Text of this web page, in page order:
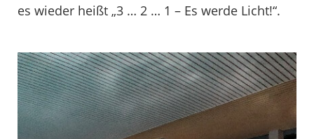
es wieder heißt „3 … 2 … 1 – Es werde Licht!“.